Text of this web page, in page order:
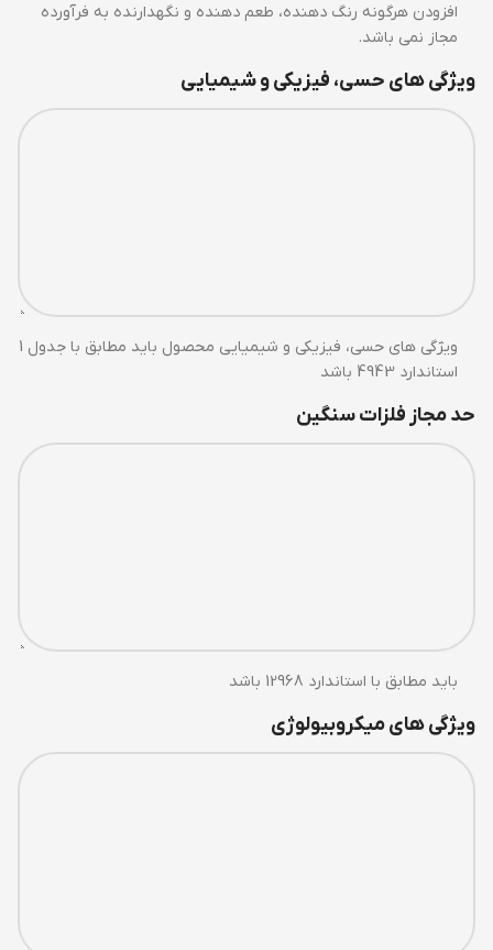
افزودن هرگونه رنگ دهنده، طعم دهنده و نگهدارنده به فرآورده
مجاز نمی باشد.
ویژگی های حسی، فیزیکی و شیمیایی
ویژگی های حسی، فیزیکی و شیمیایی محصول باید مطابق با جدول 1
استاندارد 4943 باشد
حد مجاز فلزات سنگین
باید مطابق با استاندارد 12968 باشد
ویژگی های میکروبیولوژی